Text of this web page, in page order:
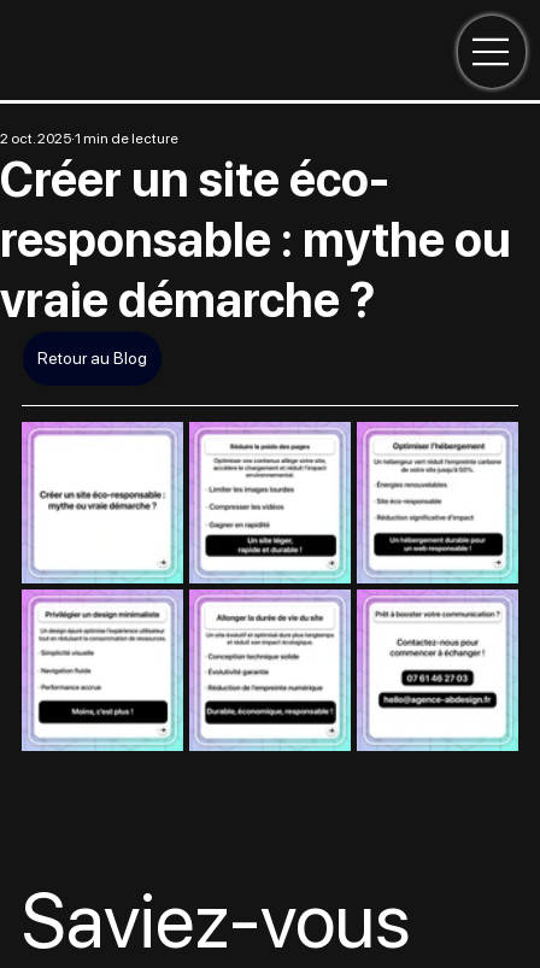
Créer un site éco-
responsable : mythe ou
vraie démarche ?
2 oct. 2025 1 min de lecture
Retour au Blog
Saviez-vous